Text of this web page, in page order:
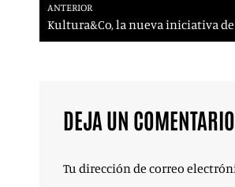
ANTERIOR
Kultura&Co, la nueva iniciativa
DEJA UN COMENTARIO
Tu dirección de correo